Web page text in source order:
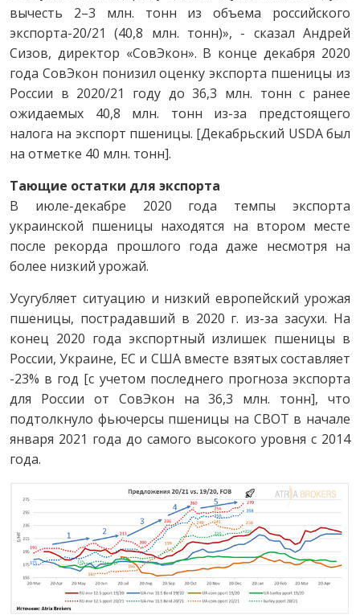
вычесть 2–3 млн. тонн из объема российского
экспорта-20/21 (40,8 млн. тонн)», - сказал Андрей
Сизов, директор «СовЭкон». В конце декабря 2020
года СовЭкон понизил оценку экспорта пшеницы из
России в 2020/21 году до 36,3 млн. тонн с ранее
ожидаемых 40,8 млн. тонн из-за предстоящего
налога на экспорт пшеницы. [Декабрьский USDA был
на отметке 40 млн. тонн].
Тающие остатки для экспорта
В июле-декабре 2020 года темпы экспорта
украинской пшеницы находятся на втором месте
после рекорда прошлого года даже несмотря на
более низкий урожай.
Усугубляет ситуацию и низкий европейский урожая
пшеницы, пострадавший в 2020 г. из-за засухи. На
конец 2020 года экспортный излишек пшеницы в
России, Украине, ЕС и США вместе взятых составляет
-23% в год [с учетом последнего прогноза экспорта
для России от СовЭкон на 36,3 млн. тонн], что
подтолкнуло фьючерсы пшеницы на CBOT в начале
января 2021 года до самого высокого уровня с 2014
года.